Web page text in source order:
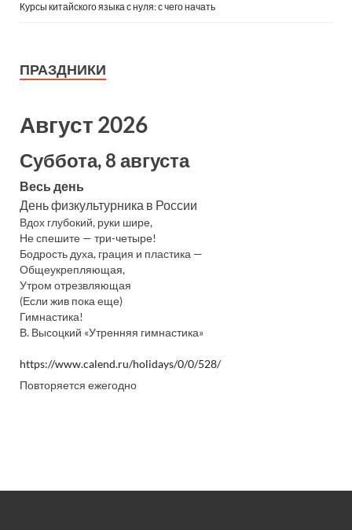
Курсы китайского языка с нуля: с чего начать
ПРАЗДНИКИ
Август 2026
Суббота, 8 августа
Весь день
День физкультурника в России
Вдох глубокий, руки шире,
Не спешите — три-четыре!
Бодрость духа, грация и пластика —
Общеукрепляющая,
Утром отрезвляющая
(Если жив пока еще)
Гимнастика!
В. Высоцкий «Утренняя гимнастика»
https://www.calend.ru/holidays/0/0/528/
Повторяется ежегодно